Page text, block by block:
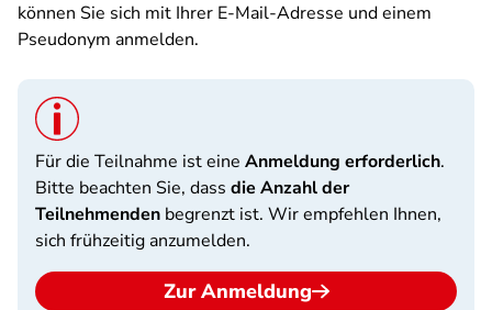
können Sie sich mit Ihrer E-Mail-Adresse und einem
Pseudonym anmelden.
Für die Teilnahme ist eine Anmeldung erforderlich.
Bitte beachten Sie, dass die Anzahl der
Teilnehmenden begrenzt ist. Wir empfehlen Ihnen,
sich frühzeitig anzumelden.
Zur Anmeldung